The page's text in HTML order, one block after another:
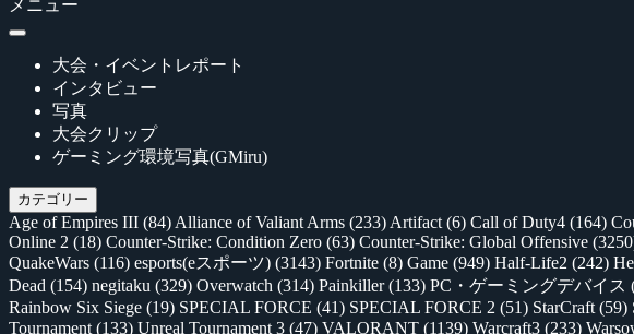
メニュー
大会・イベントレポート
インタビュー
写真
大会クリップ
ゲーミング環境写真(GMiru)
カテゴリー
Age of Empires III (84) Alliance of Valiant Arms (233) Artifact (6) Call of Duty4 (164)
Online 2 (18) Counter-Strike: Condition Zero (63) Counter-Strike: Global Offensive
QuakeWars (116) esports(eスポーツ) (3143) Fortnite (8) Game (949) Half-Life2 (242)
Dead (154) negitaku (329) Overwatch (314) Painkiller(133) PC・ゲーミングデバイス
Rainbow Six Siege (19) SPECIAL FORCE (41) SPECIAL FORCE 2 (51) StarCraft (59)
Tournament (133) Unreal Tournament 3 (47) VALORANT (1139) Warcraft3 (233)